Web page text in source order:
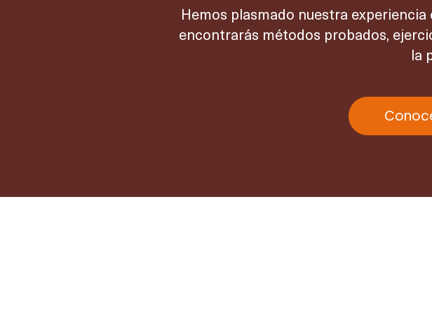
Hemos plasmado nuestra
encontrarás métodos probados,
la